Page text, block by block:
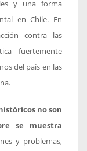
y una forma
en Chile. En
contra las
–fuertemente
del país en las
no son
se muestra
y problemas,